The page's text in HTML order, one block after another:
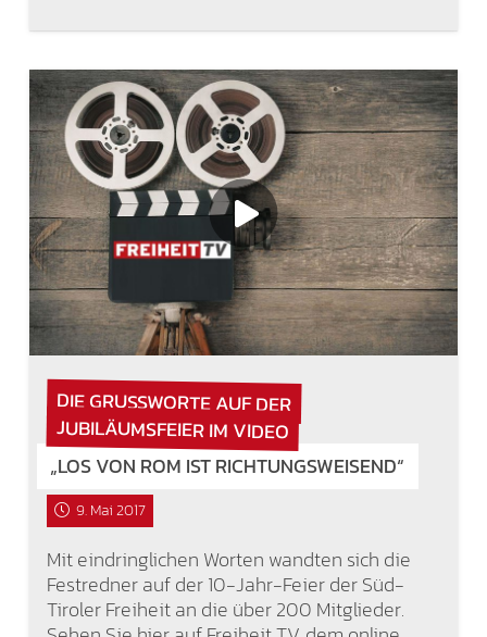
DIE GRUSSWORTE AUF DER J
UBILÄUMSFEIER IM VIDEO
„LOS VON ROM IST RICHTUNGSWEISEND“
9. Mai 2017
Mit eindringlichen Worten wandten sich die
Festredner auf der 10-Jahr-Feier der Süd-
Tiroler Freiheit an die über 200 Mitglieder.